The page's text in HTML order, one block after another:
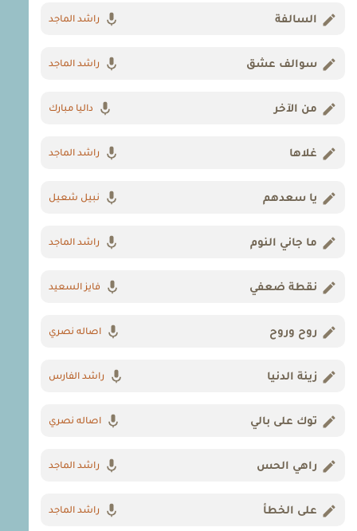
السالفة راشد الماجد
سوالف عشق راشد الماجد
من الآخر داليا مبارك
غلاها راشد الماجد
يا سعدهم نبيل شعيل
ما جاني النوم راشد الماجد
نقطة ضعفي فايز السعيد
روح وروح اصاله نصري
زينة الدنيا راشد الفارس
توك على بالي اصاله نصري
راهي الحس راشد الماجد
على الخطأ راشد الماجد